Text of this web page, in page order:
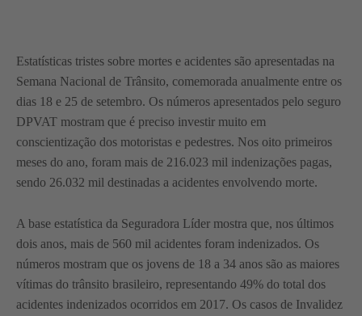
Estatísticas tristes sobre mortes e acidentes são apresentadas na
Semana Nacional de Trânsito, comemorada anualmente entre os
dias 18 e 25 de setembro. Os números apresentados pelo seguro
DPVAT mostram que é preciso investir muito em
conscientização dos motoristas e pedestres. Nos oito primeiros
meses do ano, foram mais de 216.023 mil indenizações pagas,
sendo 26.032 mil destinadas a acidentes envolvendo morte.
A base estatística da Seguradora Líder mostra que, nos últimos
dois anos, mais de 560 mil acidentes foram indenizados. Os
números mostram que os jovens de 18 a 34 anos são as maiores
vítimas do trânsito brasileiro, representando 49% do total dos
acidentes indenizados ocorridos em 2017. Os casos de Invalidez